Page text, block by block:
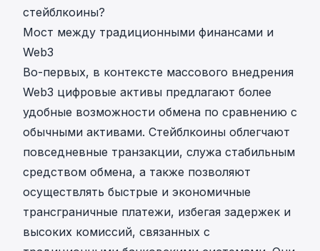
стейблкоины?
Мост между традиционными финансами и
Web3
Во-первых, в контексте массового внедрения
Web3 цифровые активы предлагают более
удобные возможности обмена по сравнению с
обычными активами. Стейблкоины облегчают
повседневные транзакции, служа стабильным
средством обмена, а также позволяют
осуществлять быстрые и экономичные
трансграничные платежи, избегая задержек и
высоких комиссий, связанных с